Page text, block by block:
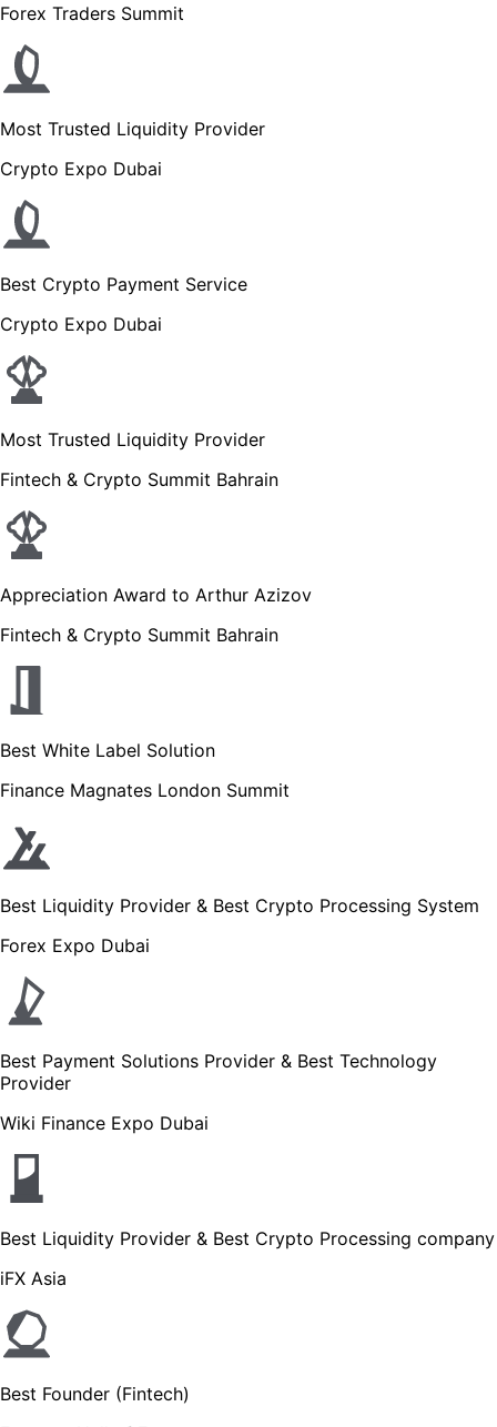
Forex Traders Summit
Most Trusted Liquidity Provider
Crypto Expo Dubai
Best Crypto Payment Service
Crypto Expo Dubai
Most Trusted Liquidity Provider
Fintech & Crypto Summit Bahrain
Appreciation Award to Arthur Azizov
Fintech & Crypto Summit Bahrain
Best White Label Solution
Finance Magnates London Summit
Best Liquidity Provider & Best Crypto Processing System
Forex Expo Dubai
Best Payment Solutions Provider & Best Technology
Provider
Wiki Finance Expo Dubai
Best Liquidity Provider & Best Crypto Processing company
iFX Asia
Best Founder (Fintech)